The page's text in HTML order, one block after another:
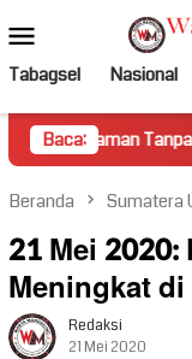
ke
kontenMobile
Tabagsel Nasional
Baca:
Dasar Hukum
Beranda Sumatera
21 Mei
Meningkat
Redaksi
21 Mei 2020